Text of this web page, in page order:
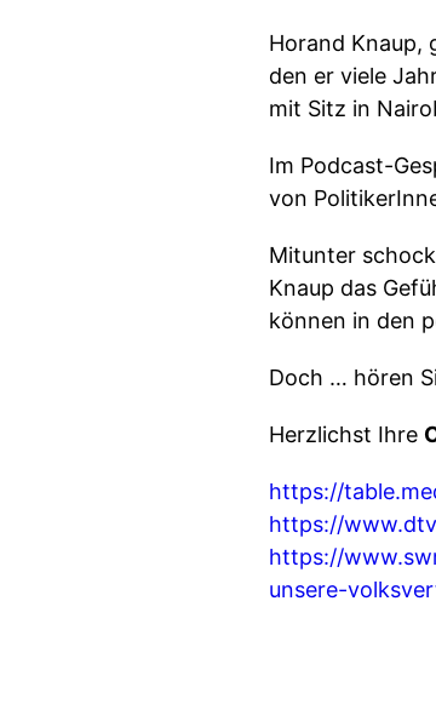
Horand Knaup,
den er viele
mit Sitz in
Im Podcast-
von
Mitunter
Knaup das
können in den
Doch … hören
Herzlichst Ihre
https://
https://
https://
unsere-